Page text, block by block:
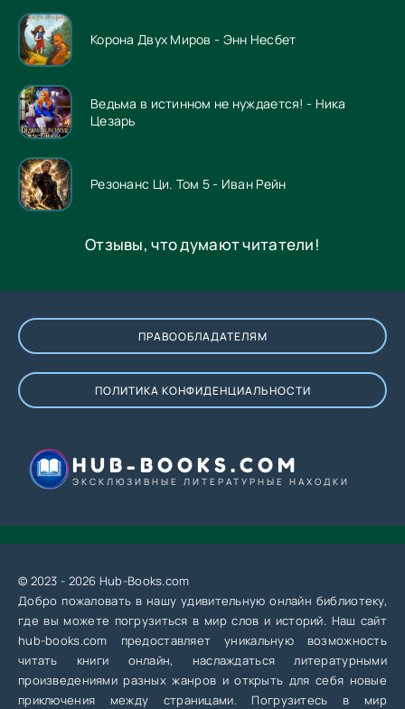
Корона Двух Миров - Энн Несбет
Ведьма в истинном не нуждается! - Ника
Цезарь
Резонанс Ци. Том 5 - Иван Рейн
Отзывы, что думают читатели!
ПРАВООБЛАДАТЕЛЯМ
ПОЛИТИКА КОНФИДЕНЦИАЛЬНОСТИ
HUB-BOOKS.COM
ЭКСКЛЮЗИВНЫЕ ЛИТЕРАТУРНЫЕ НАХОДКИ
© 2023 - 2026 Hub-Books.com
Добро пожаловать в нашу удивительную онлайн библиотеку,
где вы можете погрузиться в мир слов и историй. Наш сайт
hub-books.com предоставляет уникальную возможность
читать книги онлайн, наслаждаться литературными
произведениями разных жанров и открыть для себя новые
приключения между страницами. Погрузитесь в мир